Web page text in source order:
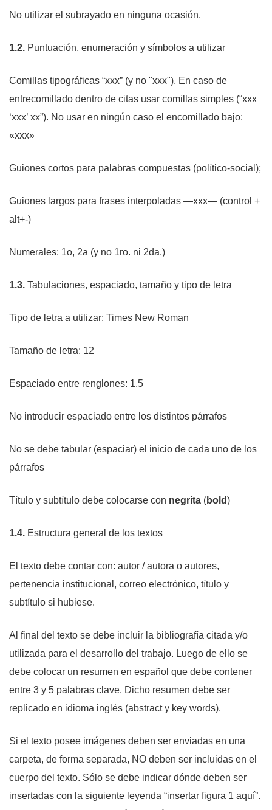
No utilizar el subrayado en ninguna ocasión.
1.2. Puntuación, enumeración y símbolos a utilizar
Comillas tipográficas “xxx” (y no "xxx"). En caso de
entrecomillado dentro de citas usar comillas simples (“xxx
‘xxx’ xx”). No usar en ningún caso el encomillado bajo:
«xxx»
Guiones cortos para palabras compuestas (político-social);
Guiones largos para frases interpoladas —xxx— (control +
alt+-)
Numerales: 1o, 2a (y no 1ro. ni 2da.)
1.3. Tabulaciones, espaciado, tamaño y tipo de letra
Tipo de letra a utilizar: Times New Roman
Tamaño de letra: 12
Espaciado entre renglones: 1.5
No introducir espaciado entre los distintos párrafos
No se debe tabular (espaciar) el inicio de cada uno de los
párrafos
Título y subtítulo debe colocarse con negrita (bold)
1.4. Estructura general de los textos
El texto debe contar con: autor / autora o autores,
pertenencia institucional, correo electrónico, título y
subtítulo si hubiese.
Al final del texto se debe incluir la bibliografía citada y/o
utilizada para el desarrollo del trabajo. Luego de ello se
debe colocar un resumen en español que debe contener
entre 3 y 5 palabras clave. Dicho resumen debe ser
replicado en idioma inglés (abstract y key words).
Si el texto posee imágenes deben ser enviadas en una
carpeta, de forma separada, NO deben ser incluidas en el
cuerpo del texto. Sólo se debe indicar dónde deben ser
insertadas con la siguiente leyenda “insertar figura 1 aquí”.